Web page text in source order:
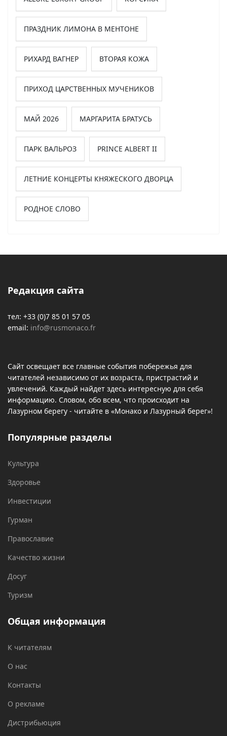
ПРАЗДНИК ЛИМОНА В МЕНТОНЕ
РИХАРД ВАГНЕР ВТОРАЯ КОЖА
ПРИХОД ЦАРСТВЕННЫХ МУЧЕНИКОВ
МАЙ 2026 МАРГАРИТА БРАТУСЬ
ПАРК ВАЛЬРОЗ PRINCE ALBERT II
ЛЕТНИЕ КОНЦЕРТЫ КНЯЖЕСКОГО ДВОРЦА
РОДНОЕ СЛОВО
Редакция сайта
тел: +33 (0)7 85 01 57 05
email: info@rusmonaco.fr
Сайт освещает все главные события побережья для
читателей независимо от их возраста, пристрастий и
увлечений. Каждый найдет здесь интересную для себя
информацию. Словом, обо всем, что происходит на
Лазурном берегу - читайте в «Монако и Лазурный берег»!
Популярные разделы
Культура
Здоровье
Инвестиции
Гурман
Православие
Качество жизни
Досуг
Туризм
Общая информация
К читателям
О нас
Контакты
О рекламе
Дистрибьюция